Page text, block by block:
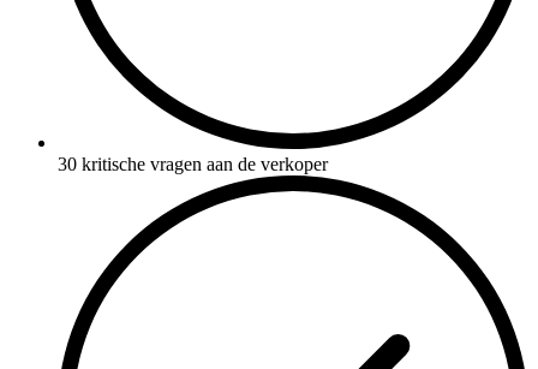
30 kritische vragen aan de verkoper